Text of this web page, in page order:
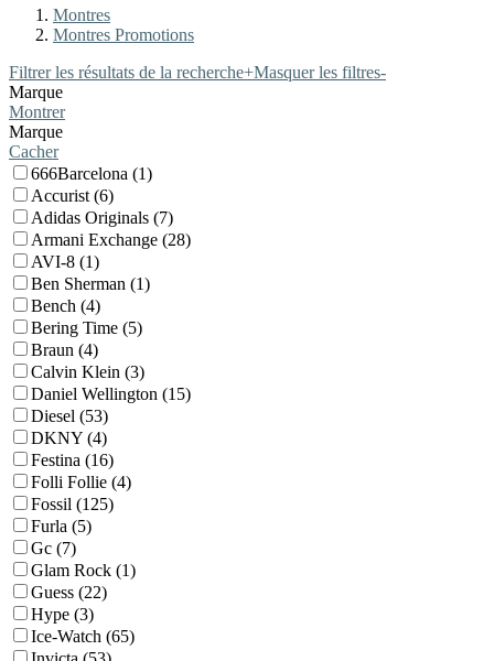
Montres
Montres Promotions
Filtrer les résultats de la recherche+Masquer les filtres-
Marque
Montrer
Marque
Cacher
666Barcelona (1)
Accurist (6)
Adidas Originals (7)
Armani Exchange (28)
AVI-8 (1)
Ben Sherman (1)
Bench (4)
Bering Time (5)
Braun (4)
Calvin Klein (3)
Daniel Wellington (15)
Diesel (53)
DKNY (4)
Festina (16)
Folli Follie (4)
Fossil (125)
Furla (5)
Gc (7)
Glam Rock (1)
Guess (22)
Hype (3)
Ice-Watch (65)